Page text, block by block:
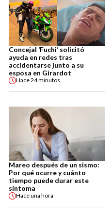
Concejal ‘Fuchi’ solicitó
ayuda en redes tras
accidentarse junto a su
esposa en Girardot
Hace24 minutos
Mareo después de un sismo:
Por qué ocurre y cuánto
tiempo puede durar este
síntoma
Haceuna hora